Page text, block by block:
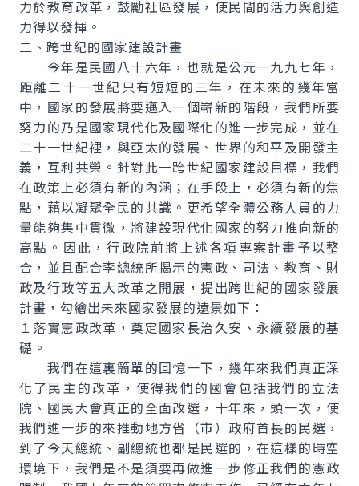
力於教育改革，鼓勵社區發展，使民間的活力與創造
力得以發揮。
二、跨世紀的國家建設計畫
今年是民國八十六年，也就是公元一九九七年，
距離二十一世紀只有短短的三年，在未來的幾年當
中，國家的發展將要邁入一個嶄新的階段，我們所要
努力的乃是國家現代化及國際化的進一步完成，並在
二十一世紀裡，與亞太的發展、世界的和平及開發主
義，互利共榮。針對此一跨世紀國家建設目標，我們
在政策上必須有新的內涵；在手段上，必須有新的焦
點，藉以凝聚全民的共識。更希望全體公務人員的力
量能夠集中貫徹，將建設現代化國家的努力推向新的
高點。因此，行政院前將上述各項專案計畫予以整
合，並且配合李總統所揭示的憲政、司法、教育、財
政及行政等五大改革之開展，提出跨世紀的國家發展
計畫，勾繪出未來國家發展的遠景如下：
１落實憲政改革，奠定國家長治久安、永續發展的基
礎。
我們在這裏簡單的回憶一下，幾年來我們真正深
化了民主的改革，使得我們的國會包括我們的立法
院、國民大會真正的全面改選，十年來，頭一次，使
我們進一步的來推動地方省（市）政府首長的民選，
到了今天總統、副總統也都是民選的，在這樣的時空
環境下，我們是不是須要再做進一步修正我們的憲政